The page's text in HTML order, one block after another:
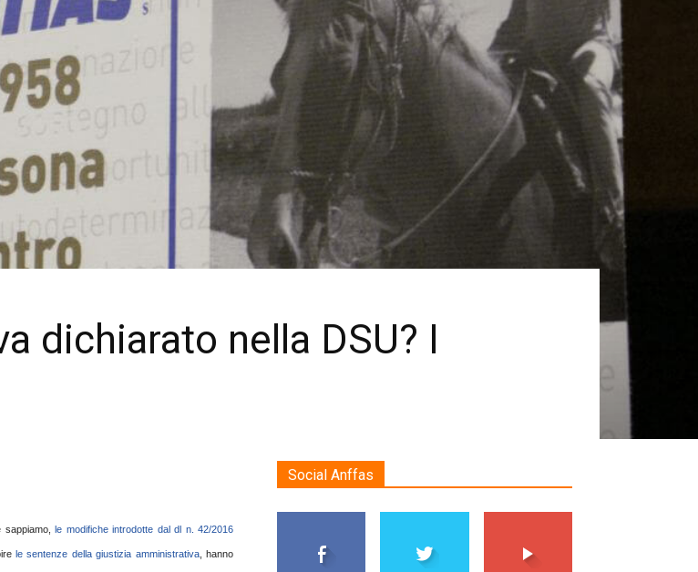
dichiarato nella DSU? I
sappiamo, le modifiche introdotte dal dl n. 42/2016
le sentenze della giustizia amministrativa, hanno
Social Anffas